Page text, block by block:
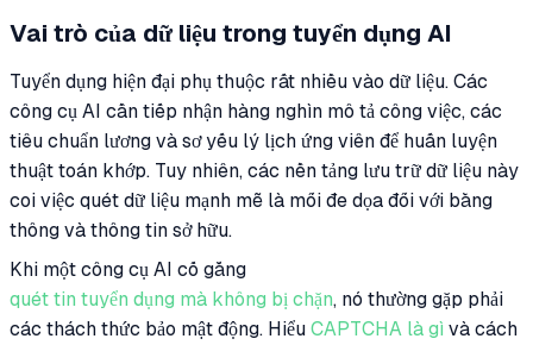
Vai trò của dữ liệu trong tuyển dụng AI
Tuyển dụng hiện đại phụ thuộc rất nhiều vào dữ liệu. Các
công cụ AI cần tiếp nhận hàng nghìn mô tả công việc, các
tiêu chuẩn lương và sơ yếu lý lịch ứng viên để huấn luyện
thuật toán khớp. Tuy nhiên, các nền tảng lưu trữ dữ liệu này
coi việc quét dữ liệu mạnh mẽ là mối đe dọa đối với băng
thông và thông tin sở hữu.
Khi một công cụ AI cố gắng
quét tin tuyển dụng mà không bị chặn, nó thường gặp phải
các thách thức bảo mật động. Hiểu CAPTCHA là gì và cách